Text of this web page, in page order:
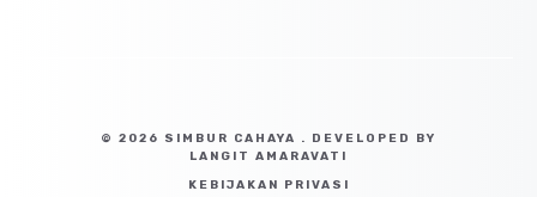
© 2026 SIMBUR CAHAYA . DEVELOPED BY
LANGIT AMARAVATI
KEBIJAKAN PRIVASI